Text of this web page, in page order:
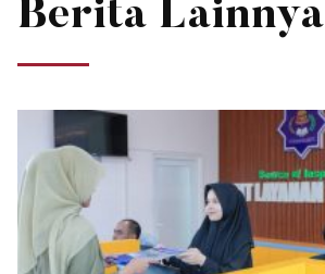
Berita Lainnya